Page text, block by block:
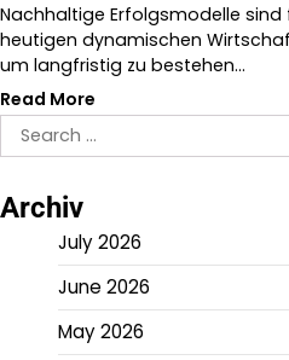
Nachhaltige Erfolgsmodelle sind
heutigen dynamischen
um langfristig zu bestehen…
Read More
Search
for:
Archiv
July 2026
June 2026
May 2026